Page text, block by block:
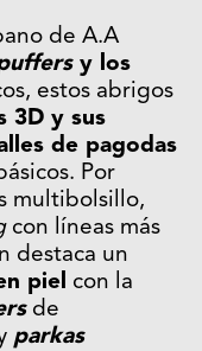
de A.A
y los
estos abrigos
3D y sus
de pagodas
Por
multibolsillo,
con líneas más
destaca un
piel con la
de
parkas